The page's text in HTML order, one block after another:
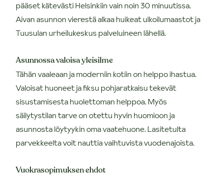
pääset kätevästi Helsinkiin vain noin 30 minuutissa.
Aivan asunnon vierestä alkaa huikeat ulkoilumaastot ja
Tuusulan urheilukeskus palveluineen lähellä.
Asunnossa valoisa yleisilme
Tähän vaaleaan ja moderniin kotiin on helppo ihastua.
Valoisat huoneet ja fiksu pohjaratkaisu tekevät
sisustamisesta huolettoman helppoa. Myös
säilytystilan tarve on otettu hyvin huomioon ja
asunnosta löytyykin oma vaatehuone. Lasitetulta
parvekkeelta voit nauttia vaihtuvista vuodenajoista.
Vuokrasopimuksen ehdot